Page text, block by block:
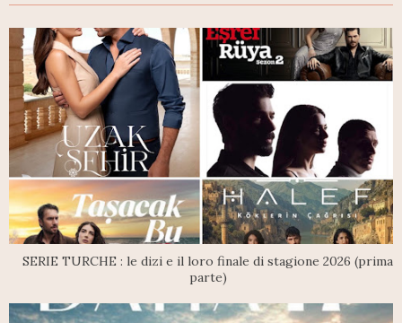
SERIE TURCHE : le dizi e il loro finale di stagione 2026 (prima
parte)